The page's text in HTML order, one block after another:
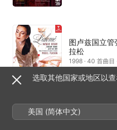
图卢兹国立管
拉松
1998 · 40 首曲目
乔治 · 塞巴斯
选取其他国家或地区以
美国 (简体中文)